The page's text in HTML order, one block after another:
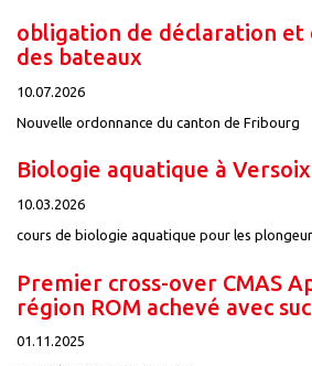
obligation de déclaration et
des bateaux
10.07.2026
Nouvelle ordonnance du canton de Fribourg
Biologie aquatique à Versoix
10.03.2026
cours de biologie aquatique pour les
Premier cross-over CMAS
région ROM achevé avec
01.11.2025